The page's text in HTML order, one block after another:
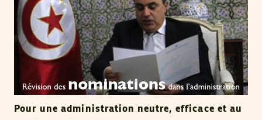
Pour une administration neutre, efficace et au